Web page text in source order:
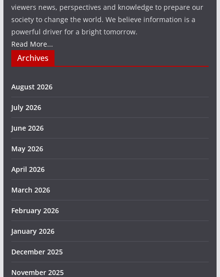
viewers news, perspectives and knowledge to prepare our
society to change the world. We believe information is a
powerful driver for a bright tomorrow.
Read More...
Archives
August 2026
July 2026
June 2026
May 2026
April 2026
March 2026
February 2026
January 2026
December 2025
November 2025